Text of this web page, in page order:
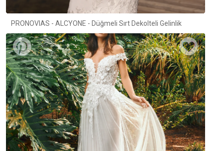
PRONOVIAS - ALCYONE - Düğmeli Sırt Dekolteli Gelinlik